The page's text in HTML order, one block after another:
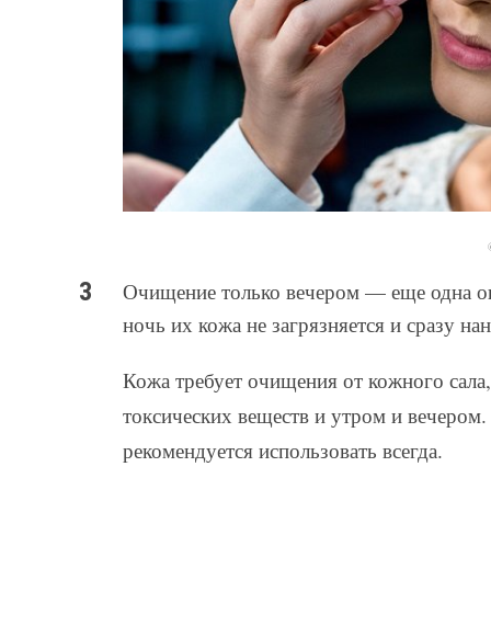
Очищение только вечером — еще одна
ночь их кожа не загрязняется и сразу
Кожа требует очищения от кожного
токсических веществ и утром и
рекомендуется использовать всегда.